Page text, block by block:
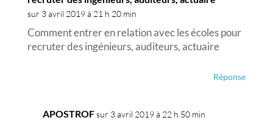
sur 3 avril 2019 à 21 h 20 min
Comment entrer en relation avec les écoles pour
recruter des ingénieurs, auditeurs, actuaire
Réponse
APOSTROFsur 3 avril 2019 à 22 h 50 min